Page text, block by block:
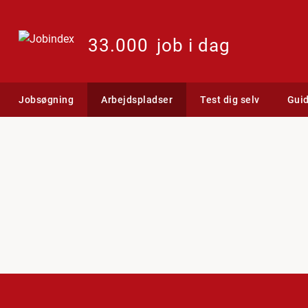
33.000 job i dag
Jobsøgning Arbejdspladser Test dig selv